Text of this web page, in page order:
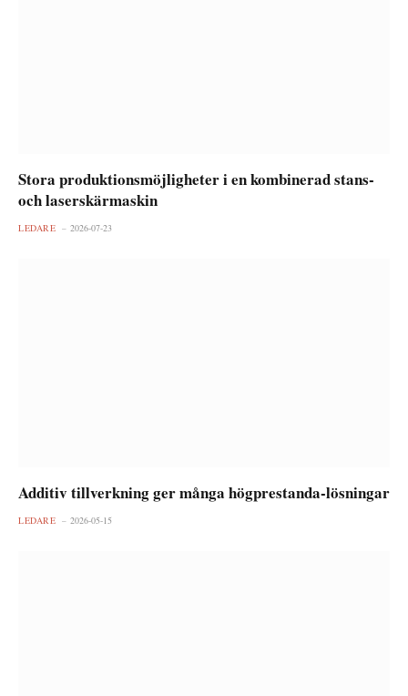
Stora produktionsmöjligheter i en kombinerad stans-
och laserskärmaskin
LEDARE 2026-07-23
Additiv tillverkning ger många högprestanda-lösningar
LEDARE 2026-05-15